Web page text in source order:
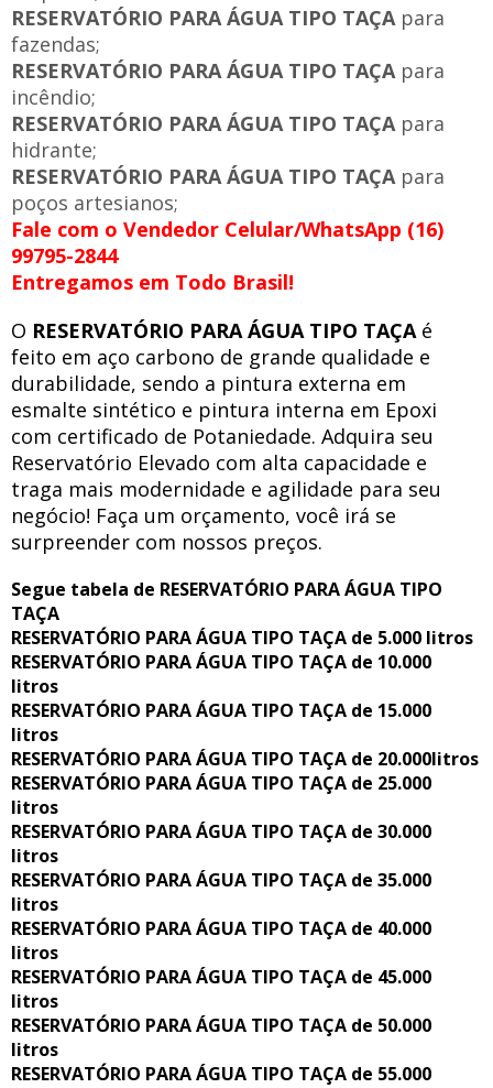
RESERVATÓRIO PARA ÁGUA TIPO TAÇApara
fazendas;
RESERVATÓRIO PARA ÁGUA TIPO TAÇA para
incêndio;
RESERVATÓRIO PARA ÁGUA TIPO TAÇA para
hidrante;
RESERVATÓRIO PARA ÁGUA TIPO TAÇApara
poços artesianos;
Fale com o Vendedor Celular/WhatsApp (16)
99795-2844
Entregamos em Todo Brasil!
O RESERVATÓRIO PARA ÁGUA TIPO TAÇAé
feito em aço carbono de grande qualidade e
durabilidade, sendo a pintura externa em
esmalte sintético e pintura interna em Epoxi
com certificado de Potaniedade. Adquira seu
Reservatório Elevado com alta capacidade e
traga mais modernidade e agilidade para seu
negócio! Faça um orçamento, você irá se
surpreender com nossos preços.
Segue tabela de RESERVATÓRIO PARA ÁGUA TIPO
TAÇA
RESERVATÓRIO PARA ÁGUA TIPO TAÇA de 5.000 litros
RESERVATÓRIO PARA ÁGUA TIPO TAÇA de 10.000
litros
RESERVATÓRIO PARA ÁGUA TIPO TAÇA de 15.000
litros
RESERVATÓRIO PARA ÁGUA TIPO TAÇA de 20.000litros
RESERVATÓRIO PARA ÁGUA TIPO TAÇA de 25.000
litros
RESERVATÓRIO PARA ÁGUA TIPO TAÇA de 30.000
litros
RESERVATÓRIO PARA ÁGUA TIPO TAÇA de 35.000
litros
RESERVATÓRIO PARA ÁGUA TIPO TAÇA de 40.000
litros
RESERVATÓRIO PARA ÁGUA TIPO TAÇA de 45.000
litros
RESERVATÓRIO PARA ÁGUA TIPO TAÇA de 50.000
litros
RESERVATÓRIO PARA ÁGUA TIPO TAÇA de 55.000